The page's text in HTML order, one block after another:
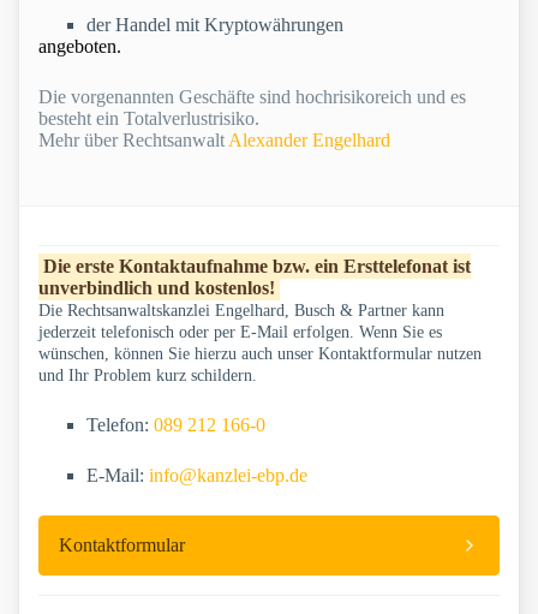
der Handel mit Kryptowährungen
angeboten.
Die vorgenannten Geschäfte sind hochrisikoreich und es
besteht ein Totalverlustrisiko.
Mehr über Rechtsanwalt Alexander Engelhard
Die erste Kontaktaufnahme bzw. ein Ersttelefonat ist
unverbindlich und kostenlos!
Die Rechtsanwaltskanzlei Engelhard, Busch & Partner kann
jederzeit telefonisch oder per E-Mail erfolgen. Wenn Sie es
wünschen, können Sie hierzu auch unser Kontaktformular nutzen
und Ihr Problem kurz schildern.
Telefon: 089 212 166-0
E-Mail: info@kanzlei-ebp.de
Kontaktformular